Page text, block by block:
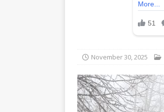
November 30, 2025